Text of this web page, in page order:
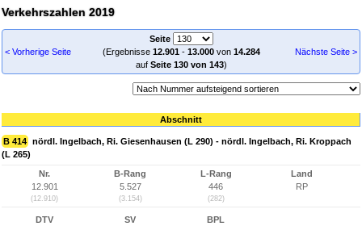
Verkehrszahlen 2019
< Vorherige Seite
Seite
(Ergebnisse 12.901- 13.000von 14.284
auf Seite 130 von 143)
Nächste Seite >
Abschnitt
B 414 nördl. Ingelbach, Ri. Giesenhausen (L 290) - nördl. Ingelbach, Ri. Kroppach
(L 265)
Nr.
12.901
(12.910)
B-Rang
5.527
(3.154)
L-Rang
446
(282)
Land
RP
DTV
SV
BPL